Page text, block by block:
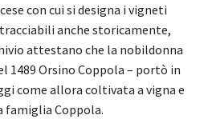
con cui si designa i vigneti
anche storicamente,
attestano che la nobildonna
1489 Orsino Coppola – portò in
come allora coltivata a vigna e
famiglia Coppola.